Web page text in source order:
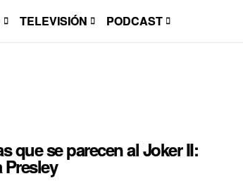
TELEVISIÓN PODCAST
que se parecen al Joker II: